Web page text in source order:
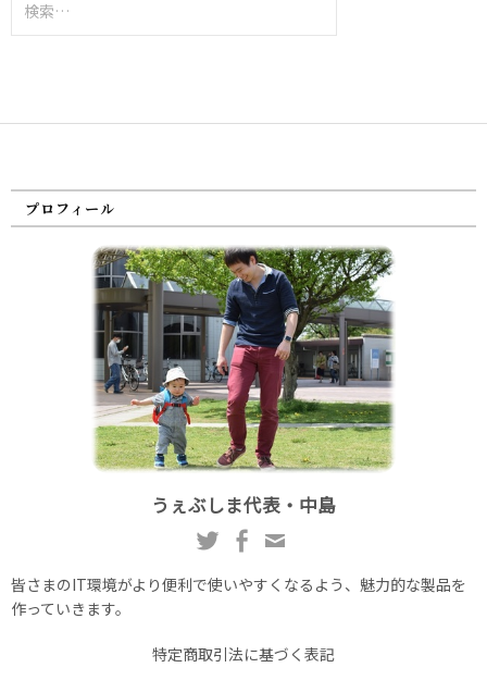
索:
プロフィール
うぇぶしま代表・中島
皆さまのIT環境がより便利で使いやすくなるよう、魅力的な製品を
作っていきます。
特定商取引法に基づく表記